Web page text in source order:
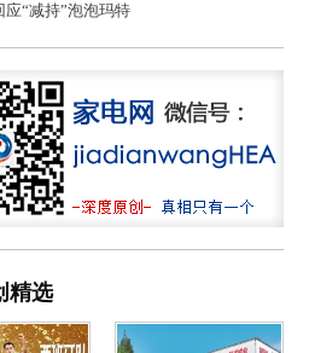
应“减持”泡泡玛特
精选